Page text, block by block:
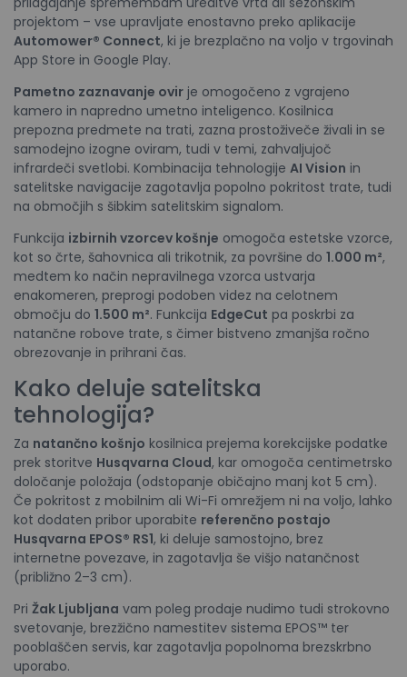
projektom – vse upravljate enostavno preko aplikacije
Automower® Connect, ki je brezplačno na voljo v trgovinah
App Store in Google Play.
Pametno zaznavanje ovir je omogočeno z vgrajeno
kamero in napredno umetno inteligenco. Kosilnica
prepozna predmete na trati, zazna prostoživeče živali in se
samodejno izogne oviram, tudi v temi, zahvaljujoč
infrardeči svetlobi. Kombinacija tehnologije AI Vision in
satelitske navigacije zagotavlja popolno pokritost trate, tudi
na območjih s šibkim satelitskim signalom.
Funkcija izbirnih vzorcev košnje omogoča estetske vzorce,
kot so črte, šahovnica ali trikotnik, za površine do 1.000 m²,
medtem ko način nepravilnega vzorca ustvarja
enakomeren, preprogi podoben videz na celotnem
območju do 1.500 m². Funkcija EdgeCut pa poskrbi za
natančne robove trate, s čimer bistveno zmanjša ročno
obrezovanje in prihrani čas.
Kako deluje satelitska
tehnologija?
Za natančno košnjo kosilnica prejema korekcijske podatke
prek storitve Husqvarna Cloud, kar omogoča centimetrsko
določanje položaja (odstopanje običajno manj kot 5 cm).
Če pokritost z mobilnim ali Wi-Fi omrežjem ni na voljo, lahko
kot dodaten pribor uporabite referenčno postajo
Husqvarna EPOS® RS1, ki deluje samostojno, brez
internetne povezave, in zagotavlja še višjo natančnost
(približno 2–3 cm).
Pri Žak Ljubljana vam poleg prodaje nudimo tudi strokovno
svetovanje, brezžično namestitev sistema EPOS™ ter
pooblaščen servis, kar zagotavlja popolnoma brezskrbno
uporabo.